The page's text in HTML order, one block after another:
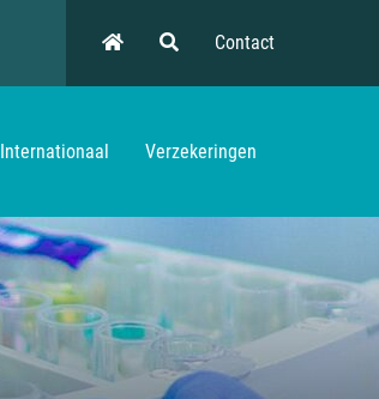
Contact
Internationaal Verzekeringen